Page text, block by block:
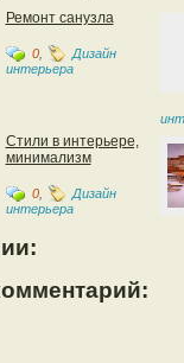
Ремонт санузла
0,
Дизайн
интерьера
Стили в интерьере,
минимализм
0,
Дизайн
интерьера